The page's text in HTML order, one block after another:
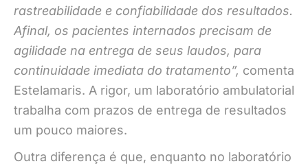
rastreabilidade e confiabilidade dos resultados.
Afinal, os pacientes internados precisam de
agilidade na entrega de seus laudos, para
continuidade imediata do tratamento”, comenta
Estelamaris. A rigor, um laboratório ambulatorial
trabalha com prazos de entrega de resultados
um pouco maiores.
Outra diferença é que, enquanto no laboratório